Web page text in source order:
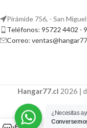
Pirámide 756, - San
Teléfonos: 95722 4402 -
Correo:
Hangar77.cl 2026 |
¿Necesitas